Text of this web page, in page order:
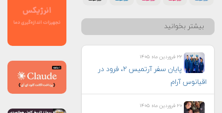
بیشتر بخوانید
۲۲ فروردین ماه ۱۴۰۵
پایان سفر آرتمیس ۲، فرود در
اقیانوس آرام
۲۰ فروردین ماه ۱۴۰۵